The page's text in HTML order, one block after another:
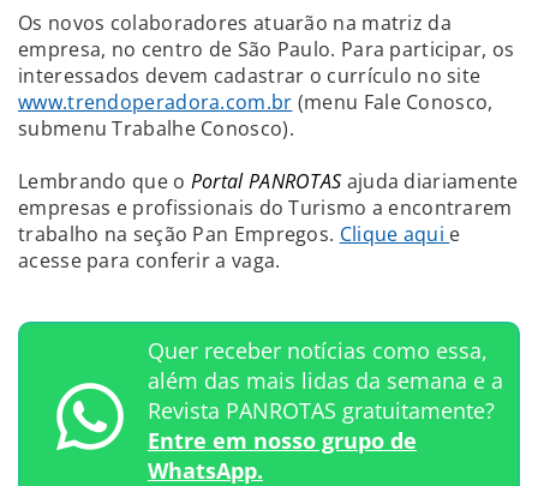
Os novos colaboradores atuarão na matriz da
empresa, no centro de São Paulo. Para participar, os
interessados devem cadastrar o currículo no site
www.trendoperadora.com.br (menu Fale Conosco,
submenu Trabalhe Conosco).
Lembrando que o Portal PANROTAS ajuda diariamente
empresas e profissionais do Turismo a encontrarem
trabalho na seção Pan Empregos. Clique aqui e
acesse para conferir a vaga.
Quer receber notícias como essa,
além das mais lidas da semana e a
Revista PANROTAS gratuitamente?
Entre em nosso grupo de
WhatsApp.